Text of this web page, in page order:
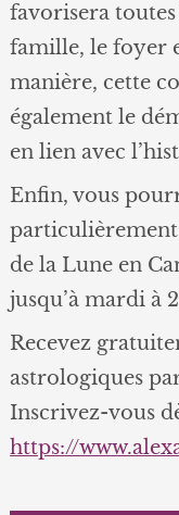
favorisera
famille, le foyer
manière, cette
également le
en lien avec
Enfin, vous
de la Lune en
jusqu’à mardi à
Recevez
astrologiques
Inscrivez-vous
https://